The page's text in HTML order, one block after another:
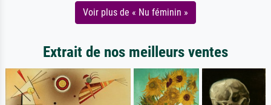
Voir plus de « Nu féminin »
Extrait de nos meilleurs ventes